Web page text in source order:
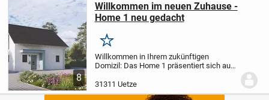
8
Willkommen im neuen Zuhause -
Home 1 neu gedacht
Merken
Willkommen in Ihrem zukünftigen
Domizil: Das Home 1 präsentiert sich auf
Räumen und rund 124 m² Wohnfläche -
ideal zugeschnitten auf junge Paare oder
31311 Uetze